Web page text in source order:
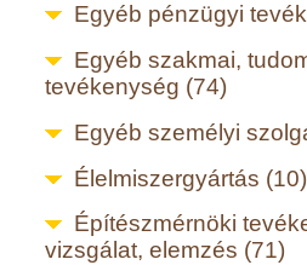
Egyéb pénzügyi
Egyéb szakmai,
tevékenység (74)
Egyéb személyi
Élelmiszergyártás (10)
Építészmérnöki
vizsgálat, elemzés (71)